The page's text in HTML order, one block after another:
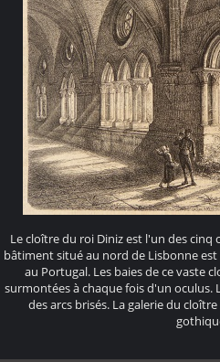
Le cloître du roi Diniz est l'un des
bâtiment situé au nord de Lisbonne
au Portugal. Les baies de ce vaste
surmontées à chaque fois d'un oculus.
des arcs brisés. La galerie du